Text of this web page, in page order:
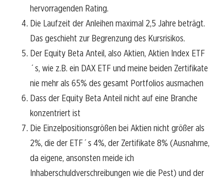
hervorragenden Rating.
Die Laufzeit der Anleihen maximal 2,5 Jahre beträgt.
Das geschieht zur Begrenzung des Kursrisikos.
Der Equity Beta Anteil, also Aktien, Aktien Index ETF
´s, wie z.B. ein DAX ETF und meine beiden Zertifikate
nie mehr als 65% des gesamt Portfolios ausmachen
Dass der Equity Beta Anteil nicht auf eine Branche
konzentriert ist
Die Einzelpositionsgrößen bei Aktien nicht größer als
2%, die der ETF´s 4%, der Zertifikate 8% (Ausnahme,
da eigene, ansonsten meide ich
Inhaberschuldverschreibungen wie die Pest) und der